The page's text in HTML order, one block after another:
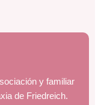
y familiar
de Friedreich.